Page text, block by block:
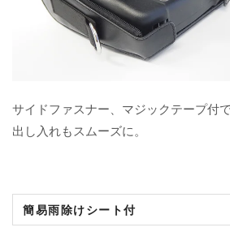
サイドファスナー、マジックテープ付
出し入れもスムーズに。
簡易雨除けシート付